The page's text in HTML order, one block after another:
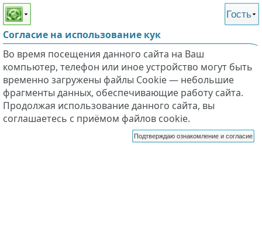
Этот сайт поддерживает
слабовидящих
Гость
Согласие на использование кук
Во время посещения данного сайта на Ваш
компьютер, телефон или иное устройство могут быть
временно загружены файлы Cookie — небольшие
фрагменты данных, обеспечивающие работу сайта.
Продолжая использование данного сайта, вы
соглашаетесь с приёмом файлов cookie.
Подтверждаю ознакомление и согласие